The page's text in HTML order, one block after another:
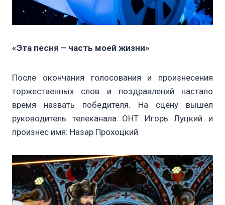
«Эта песня – часть моей жизни»
После окончания голосования и произнесения
торжественных слов и поздравлений настало
время назвать победителя. На сцену вышел
руководитель телеканала ОНТ Игорь Луцкий и
произнес имя: Назар Прохоцкий.